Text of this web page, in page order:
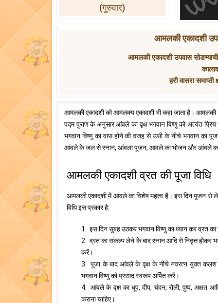
(गुरुवार)
आमलकी एकादशी
आमलकी एकादशी उपवास
हरी वासरा समाप्ती
आमलकी एकादशी को आमलक्य एकादशी भी कहा जाता है। आमलकी
पद्म पुराण के अनुसार आंवले का वृक्ष भगवान विष्णु को अत्यंत
भगवान विष्णु का वास होने की वजह से उसी के नीचे भगवान का
आंवले के जल से स्नान, आंवला पूजन, आंवले का भोजन और आंवले का
आमलकी एकादशी व्रत की पूजा विधि
आमलकी एकादशी में आंवले का विशेष महत्व है। इस दिन पूजन से
विधि इस प्रकार है:
1. इस दिन सुबह उठकर भगवान विष्णु का ध्यान कर व्रत
2. व्रत का संकल्प लेने के बाद स्नान आदि से निवृत्त होकर
करें।
3. पूजा के बाद आंवले के वृक्ष के नीचे नवरत्न युक्त कलश
भगवान विष्णु को प्रसाद स्वरूप अर्पित करें।
4. आंवले के वृक्ष का धूप, दीप, चंदन, रोली, पुष्प, अक्षत
कराना चाहिए।